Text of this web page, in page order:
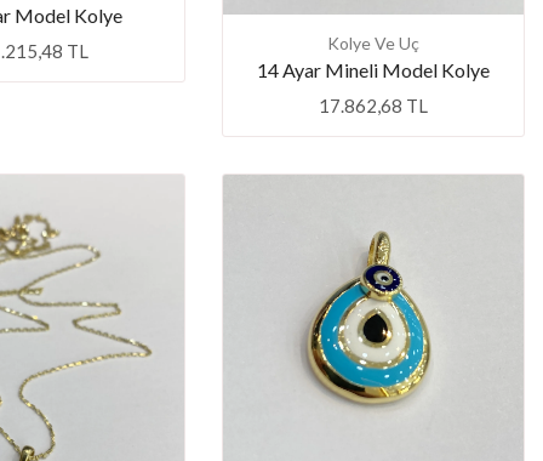
Model Kolye
TL Kolye Ve Uç
14 Ayar Mineli Model Kolye
17.862,68 TL